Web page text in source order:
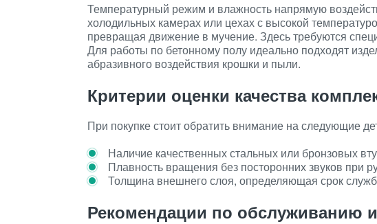
Температурный режим и влажность напрямую
холодильных камерах или цехах с высокой
превращая движение в мучение. Здесь требуются
Для работы по бетонному полу идеально подходят
абразивного воздействия крошки и пыли.
Критерии оценки качества
При покупке стоит обратить внимание на следующие
Наличие качественных стальных или бронзовых
Плавность вращения без посторонних звуков при
Толщина внешнего слоя, определяющая срок
Рекомендации по обслуживанию